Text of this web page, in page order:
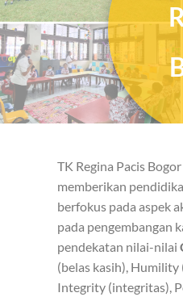
TK Regina Pacis
memberikan
berfokus pada aspek
pada pengembangan
pendekatan nilai-nilai
(belas kasih),
Integrity (integritas),